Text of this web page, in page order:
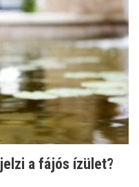
a fájós ízület?